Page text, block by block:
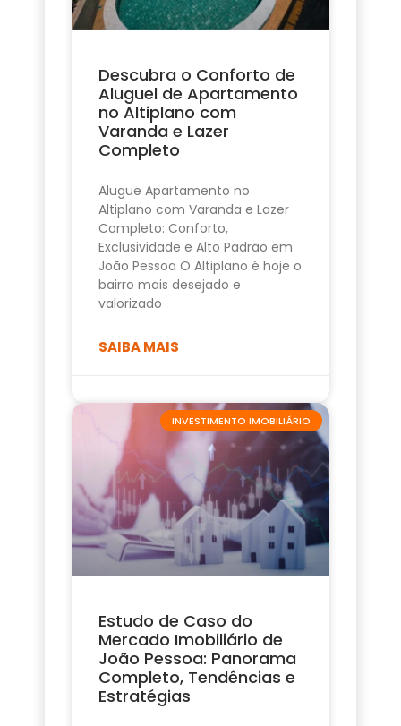
Descubra o Conforto de
Aluguel de Apartamento
no Altiplano com
Varanda e Lazer
Completo
Alugue Apartamento no
Altiplano com Varanda e Lazer
Completo: Conforto,
Exclusividade e Alto Padrão em
João Pessoa O Altiplano é hoje o
bairro mais desejado e
valorizado
SAIBA MAIS
INVESTIMENTO IMOBILIÁRIO
Estudo de Caso do
Mercado Imobiliário de
João Pessoa: Panorama
Completo, Tendências e
Estratégias